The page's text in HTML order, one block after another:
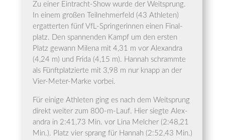
Zu einer Ein­tracht-Show wur­de der Weit­sprung.
In einem gro­ßen Teil­neh­mer­feld (43 Ath­le­ten)
ergat­ter­ten fünf VfL-Sprin­ge­rin­nen einen Final­
platz. Den span­nen­den Kampf um den ers­ten
Platz gewann Mile­na mit 4,31 m vor Alex­an­dra
(4,24 m) und Fri­da (4,15 m). Han­nah schramm­te
als Fünft­plat­zier­te mit 3,98 m nur knapp an der
Vier-Meter-Mar­ke vorbei.
Für eini­ge Ath­le­ten ging es nach dem Weit­sprung
direkt wei­ter zum 800-m-Lauf. Hier sieg­te Alex­
an­dra in 2:41,73 Min. vor Lina Mel­cher (2:48,21
Min.). Platz vier sprang für Han­nah (2:52,43 Min.)